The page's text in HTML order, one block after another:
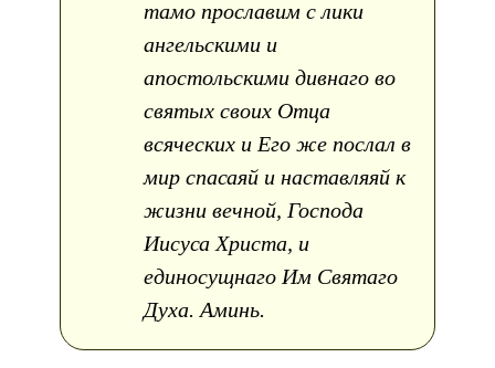
тамо прославим с лики
ангельскими и
апостольскими дивнаго во
святых своих Отца
всяческих и Его же послал в
мир спасаяй и наставляяй к
жизни вечной, Господа
Иисуса Христа, и
единосущнаго Им Святаго
Духа. Аминь.